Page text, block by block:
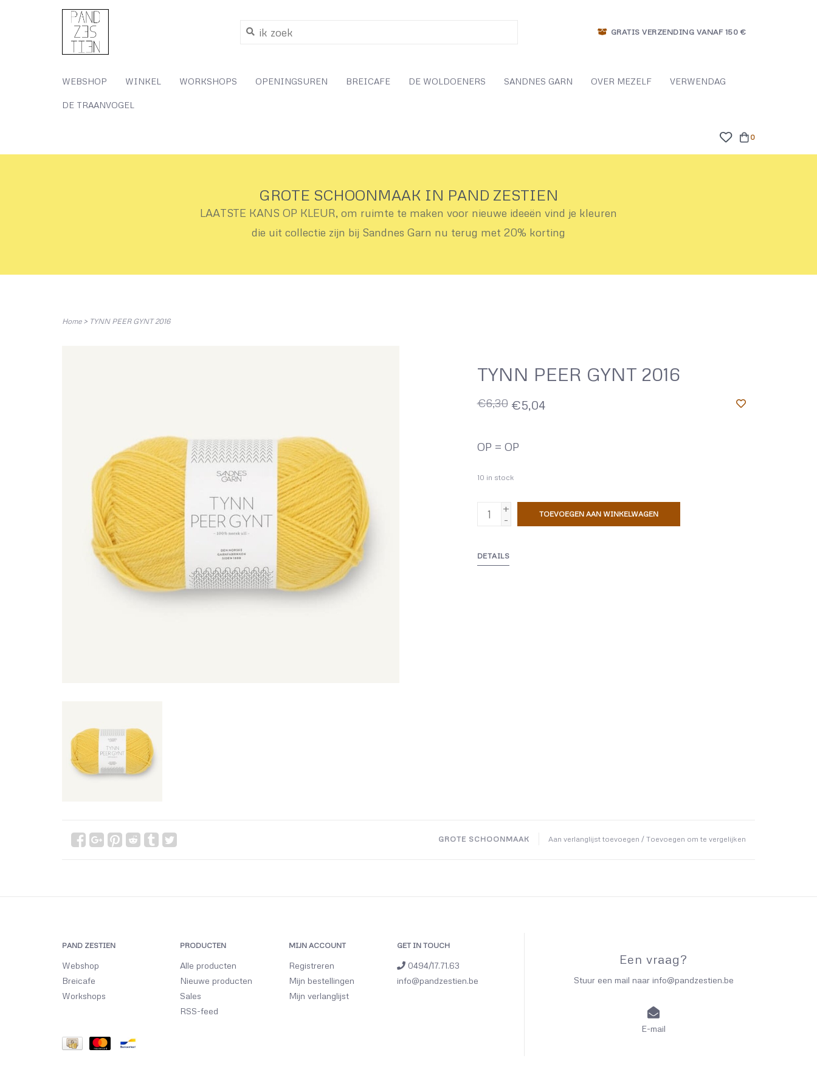
GRATIS VERZENDING VANAF 150 €
WEBSHOP WINKEL WORKSHOPS OPENINGSUREN BREICAFE DE WOLDOENERS SANDNES GARN OVER MEZELF VERWENDAG
DE TRAANVOGEL
0
GROTE SCHOONMAAK IN PAND ZESTIEN
LAATSTE KANS OP KLEUR, om ruimte te maken voor nieuwe ideeën vind je kleuren
die uit collectie zijn bij Sandnes Garn nu terug met 20% korting
Home> TYNN PEER GYNT 2016
TYNN PEER GYNT 2016
€6,30 €5,04
OP = OP
10 in stock
+
-
TOEVOEGEN AAN WINKELWAGEN
DETAILS
Aan verlanglijst toevoegen / Toevoegen om te vergelijken
GROTE SCHOONMAAK
PAND ZESTIEN
Webshop
Breicafe
Workshops
PRODUCTEN
Alle producten
Nieuwe producten
Sales
RSS-feed
MIJN ACCOUNT
Registreren
Mijn bestellingen
Mijn verlanglijst
GET IN TOUCH
0494/17.71.63
info@pandzestien.be
Een vraag?
Stuur een mail naar info@pandzestien.be
E-mail